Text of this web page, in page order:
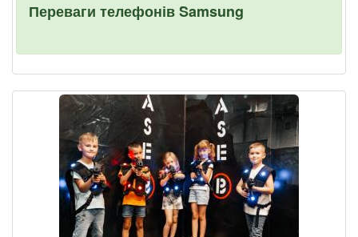
Переваги телефонів Samsung